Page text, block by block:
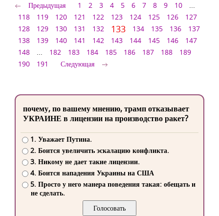
Предыдущая 1 2 3 4 5 6 7 8 9 10
...
118
119 120 121 122 123 124 125 126
127
128
129 130 131 132 133 134 135 136
137
138
139 140 141 142 143 144 145 146
147
148
... 182 183 184 185 186 187 188
189
190
191 Следующая
почему, по вашему мнению, трамп отказывает
УКРАИНЕ в лицензии на производство ракет?
1. Уважает Путина.
2. Боится увеличить эскалацию конфликта.
3. Никому не дает такие лицензии.
4. Боится нападения Украины на США
5. Просто у него манера поведения такая: обещать и
не сделать.